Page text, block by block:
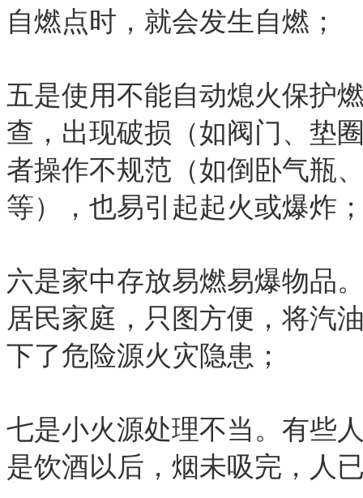
自燃点时，就会发生自燃；
五是使用不能自动熄火保护
查，出现破损（如阀门、垫
者操作不规范（如倒卧气瓶
等），也易引起起火或爆炸
六是家中存放易燃易爆物品
居民家庭，只图方便，将汽
下了危险源火灾隐患；
七是小火源处理不当。有些
是饮酒以后，烟未吸完，